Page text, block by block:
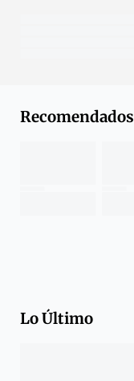
Recomendados
Lo Último